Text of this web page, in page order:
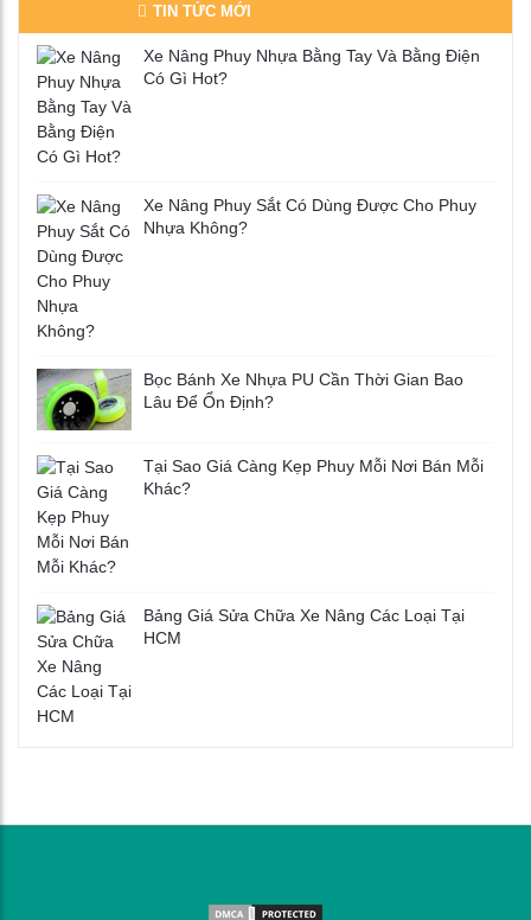
TIN TỨC MỚI
Xe Nâng Phuy Nhựa Bằng Tay Và Bằng Điện
Có Gì Hot?
Xe Nâng Phuy Sắt Có Dùng Được Cho Phuy
Nhựa Không?
Bọc Bánh Xe Nhựa PU Cần Thời Gian Bao
Lâu Để Ổn Định?
Tại Sao Giá Càng Kẹp Phuy Mỗi Nơi Bán Mỗi
Khác?
Bảng Giá Sửa Chữa Xe Nâng Các Loại Tại
HCM